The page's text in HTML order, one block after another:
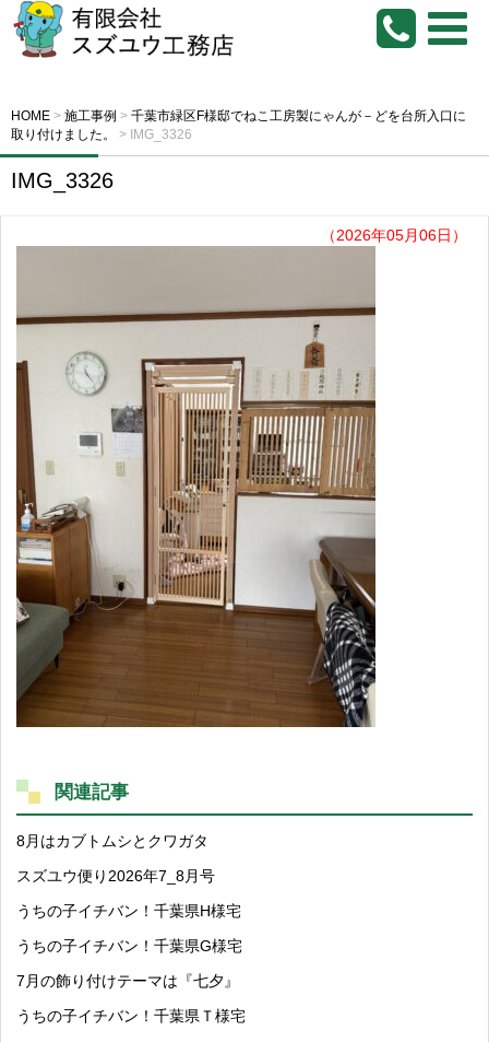
HOME > 施工事例 > 千葉市緑区F様邸でねこ工房製にゃんが－どを台所入口に
取り付けました。
> IMG_3326
IMG_3326
（2026年05月06日）
関連記事
8月はカブトムシとクワガタ
スズユウ便り2026年7_8月号
うちの子イチバン！千葉県H様宅
うちの子イチバン！千葉県G様宅
7月の飾り付けテーマは『七夕』
うちの子イチバン！千葉県Ｔ様宅